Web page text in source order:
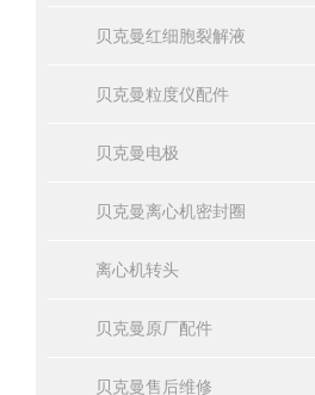
贝克曼红细胞裂解液
贝克曼粒度仪配件
贝克曼电极
贝克曼离心机密封圈
离心机转头
贝克曼原厂配件
贝克曼售后维修